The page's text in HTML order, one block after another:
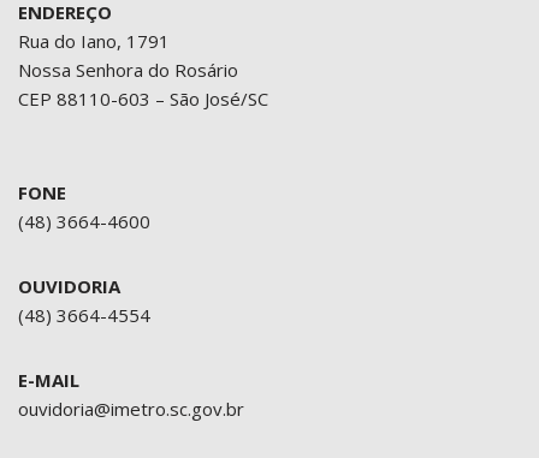
ENDEREÇO
Rua do Iano, 1791
Nossa Senhora do Rosário
CEP 88110-603 – São José/SC
FONE
(48) 3664-4600
OUVIDORIA
(48) 3664-4554
E-MAIL
ouvidoria@imetro.sc.gov.br